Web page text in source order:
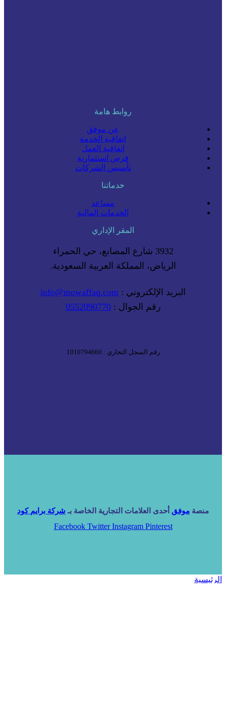
روابط هامة
عن موفق
اتفاقية الخدمة
اتفاقية العمل
فرص استثمارية
تأسيس الشركات
خدماتنا
مساعد
الخدمات المالية
المقر الإداري
3932 شارع المصانع، حي الحمراء
الرياض، المملكة العربية السعودية.
البريد الإلكتروني : info@mowaffaq.com
رقم الجوال :0552090770
رقم السجل التجاري : 1010794660
منصة موفق أحدى العلامات التجارية الخاصة بـ شركة برايم كود
Facebook Twitter Instagram Pinterest
الرئيسية